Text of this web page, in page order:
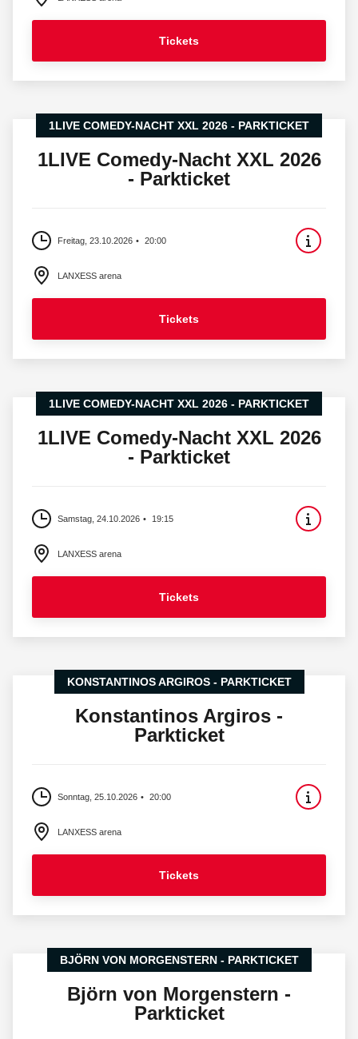
Tickets
1LIVE COMEDY-NACHT XXL 2026 - PARKTICKET
1LIVE Comedy-Nacht XXL 2026
- Parkticket
Freitag, 23.10.2026 20:00
LANXESS arena
Tickets
1LIVE COMEDY-NACHT XXL 2026 - PARKTICKET
1LIVE Comedy-Nacht XXL 2026
- Parkticket
Samstag, 24.10.2026 19:15
LANXESS arena
Tickets
KONSTANTINOS ARGIROS - PARKTICKET
Konstantinos Argiros -
Parkticket
Sonntag, 25.10.2026 20:00
LANXESS arena
Tickets
BJÖRN VON MORGENSTERN - PARKTICKET
Björn von Morgenstern -
Parkticket